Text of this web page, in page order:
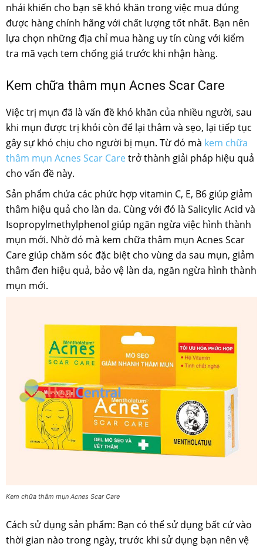
nhái khiến cho bạn sẽ khó khăn trong việc mua đúng
được hàng chính hãng với chất lượng tốt nhất. Bạn nên
lựa chọn những địa chỉ mua hàng uy tín cùng với kiểm
tra mã vạch tem chống giả trước khi nhận hàng.
Kem chữa thâm mụn Acnes Scar Care
Việc trị mụn đã là vấn đề khó khăn của nhiều người, sau
khi mụn được trị khỏi còn để lại thâm và sẹo, lại tiếp tục
gây sự khó chịu cho người bị mụn. Từ đó mà kem chữa
thâm mụn Acnes Scar Caretrở thành giải pháp hiệu quả
cho vấn đề này.
Sản phẩm chứa các phức hợp vitamin C, E, B6 giúp giảm
thâm hiệu quả cho làn da. Cùng với đó là Salicylic Acid và
Isopropylmethylphenol giúp ngăn ngừa việc hình thành
mụn mới. Nhờ đó mà kem chữa thâm mụn Acnes Scar
Care giúp chăm sóc đặc biệt cho vùng da sau mụn, giảm
thâm đen hiệu quả, bảo vệ làn da, ngăn ngừa hình thành
mụn mới.
Kem chữa thâm mụn Acnes Scar Care
Cách sử dụng sản phẩm: Bạn có thể sử dụng bất cứ vào
thời gian nào trong ngày, trước khi sử dụng bạn nên vệ